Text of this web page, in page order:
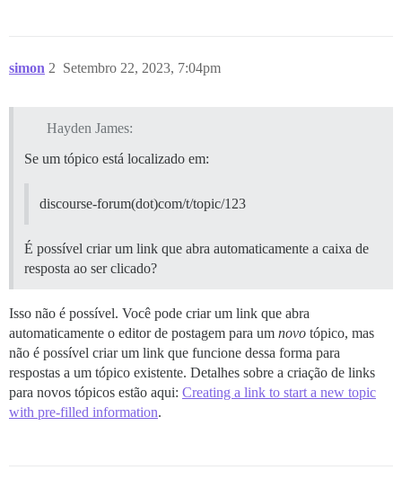
simon Setembro 22, 2023, 7:04pm
2
Hayden James:
Se um tópico está localizado em:
discourse-forum(dot)com/t/topic/123
É possível criar um link que abra automaticamente a caixa de
resposta ao ser clicado?
Isso não é possível. Você pode criar um link que abra
automaticamente o editor de postagem para um novo tópico, mas
não é possível criar um link que funcione dessa forma para
respostas a um tópico existente. Detalhes sobre a criação de links
para novos tópicos estão aqui: Creating a link to start a new topic
with pre-filled information.